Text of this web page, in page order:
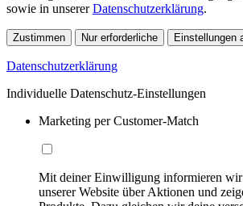
sowie in unsererDatenschutzerklärung.
Zustimmen Nur erforderliche Einstellungen
Datenschutzerklärung
Individuelle Datenschutz-Einstellungen
Marketing per Customer-Match
Mit deiner Einwilligung informieren wir
unserer Website über Aktionen und